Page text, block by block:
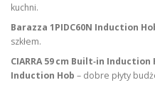
kuchni.
Barazza 1PIDC60N Induction
szkłem.
CIARRA 59 cm Built‑in Induction
Induction Hob – dobre płyty